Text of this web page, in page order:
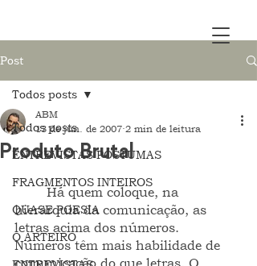
Post
Todos posts
ENTREVISTAS PÓSTUMAS
FRAGMENTOS INTEIROS
QUASE POESIA
O ARTEIRO
Todos posts
Produto Brutal
ABM
13 de jun. de 2007 2 min de leitura
hierarquia da comunicação, as
letras acima dos números.
Números têm mais habilidade de
comunicação do que letras. O